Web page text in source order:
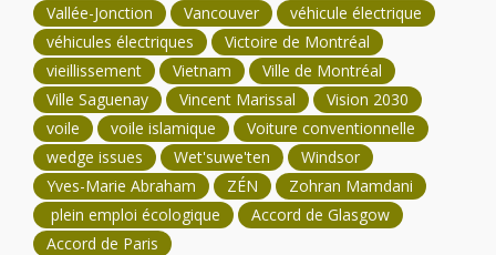
Vallée-Jonction
Vancouver
véhicule électrique
véhicules électriques
Victoire de Montréal
vieillissement
Vietnam
Ville de Montréal
Ville Saguenay
Vincent Marissal
Vision 2030
voile
voile islamique
Voiture conventionnelle
wedge issues
Wet'suwe'ten
Windsor
Yves-Marie Abraham
ZÉN
Zohran Mamdani
plein emploi écologique
Accord de Glasgow
Accord de Paris